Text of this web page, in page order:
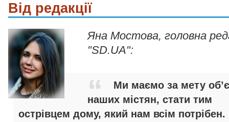
Від редакції
Яна Мостова, головна
"SD.UA":
Ми маємо за мету
наших містян, стати тим
острівцем дому, який нам всім потрібен.